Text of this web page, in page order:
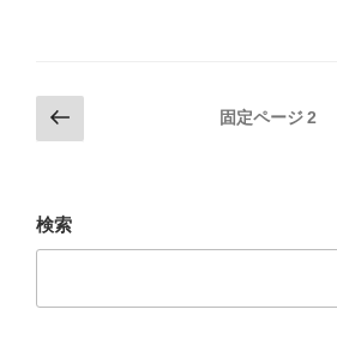
投
稿
ペ
ー
送
前
の
ジ
固定ページ2
検索